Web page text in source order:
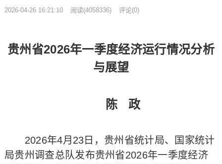
2026-04-26 16:21:10 阅读(4058336) 评论(0)
贵州省2026年一季度经济运行情况分析
与展望
陈 政
2026年4月23日，贵州省统计局、国家统计
局贵州调查总队发布贵州省2026年一季度经济